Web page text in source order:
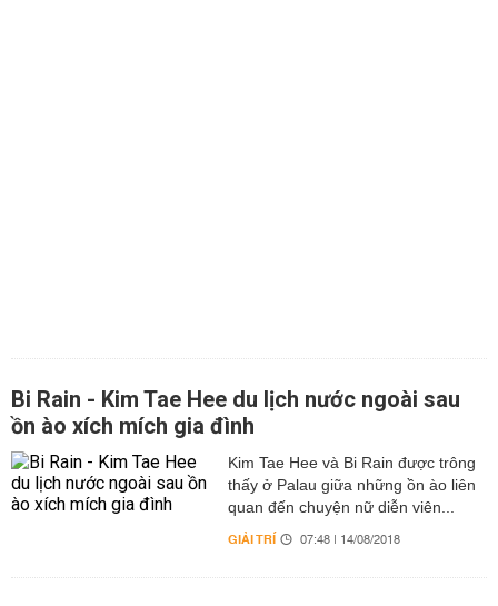
Bi Rain - Kim Tae Hee du lịch nước ngoài sau
ồn ào xích mích gia đình
Kim Tae Hee và Bi Rain được trông
thấy ở Palau giữa những ồn ào liên
quan đến chuyện nữ diễn viên...
GIẢI TRÍ 07:48 | 14/08/2018